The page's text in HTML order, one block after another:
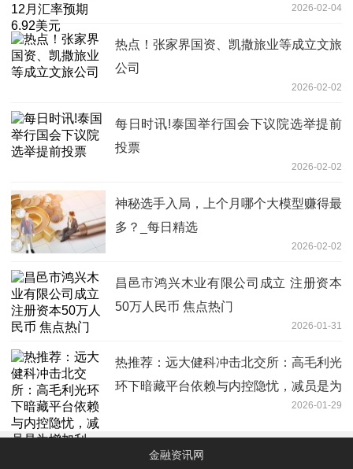
2026-02-04
热点！张家界国资、凯撒旅业等成立文旅
公司
2026-02-02
每日时讯!泰国举行国会下议院选举提前
投票
2026-02-02
神秘选手入局，上个月哪个大模型赚得最
多？_每日精选
2026-02-02
昌邑市鸿兴木业有限公司成立 注册资本
50万人民币 焦点热门
2026-01-31
热推荐：远大健科冲击北交所：高毛利光
环下暗藏平台依赖与内控隐忧，减员是为
2026-01-29
金融资讯网